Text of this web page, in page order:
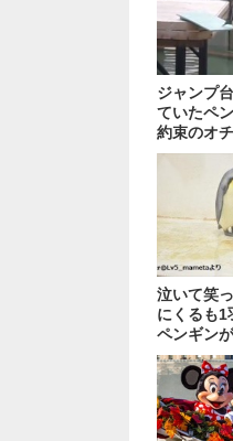
ジャンプ
ていたペ
約束のオチ
泣いて笑
にくるも1
ペンギン
画 5枚